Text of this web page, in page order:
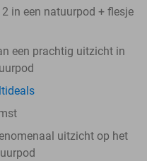
in een natuurpod + flesje
een prachtig uitzicht in
uitzicht op het